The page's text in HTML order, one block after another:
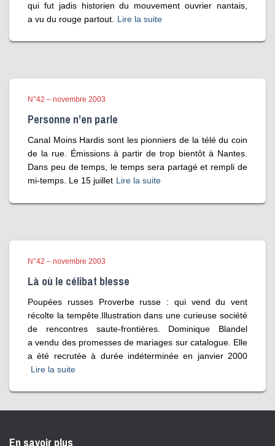
qui fut jadis historien du mouvement ouvrier nantais,
a vu du rouge partout.
Lire la suite
N°42 – novembre 2003
Personne n’en parle
Canal Moins Hardis sont les pionniers de la télé du coin
de la rue. Émissions à partir de trop bientôt à Nantes.
Dans peu de temps, le temps sera partagé et rempli de
mi-temps. Le 15 juillet Lire la suite
N°42 – novembre 2003
Là où le célibat blesse
Poupées russes Proverbe russe : qui vend du vent
récolte la tempête.Illustration dans une curieuse société
de rencontres saute-frontières. Dominique Blandel
a vendu des promesses de mariages sur catalogue. Elle
a été recrutée à durée indéterminée en janvier 2000
Lire la suite
En savoir plus